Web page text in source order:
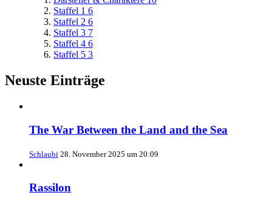
Staffel 1 6
Staffel 2 6
Staffel 3 7
Staffel 4 6
Staffel 5 3
Neuste Einträge
The War Between the Land and the Sea
Schlaubi 28. November 2025 um 20:09
Rassilon